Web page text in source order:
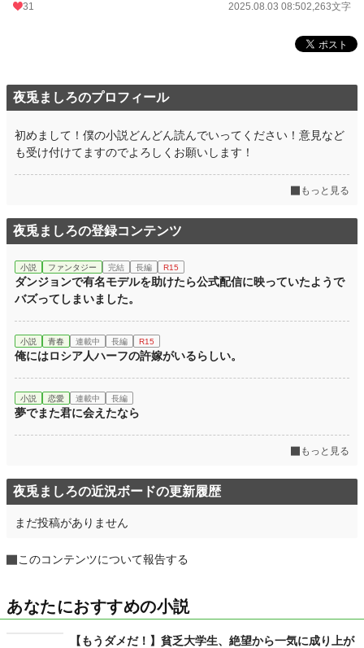
31 2025.08.03 08:502,263文字
夜兎ましろのプロフィール
初めまして！僕の小説どんどん読んでいってください！意見など
も受け付けてますのでよろしくお願いします！
もっと見る
夜兎ましろの登録コンテンツ
小説 ファンタジー 完結 長編 R15
ダンジョンで有名モデルを助けたら公式配信に映っていたようで
バズってしまいました。
小説 青春 連載中 長編 R15
俺にはロシア人ハーフの許嫁がいるらしい。
小説 恋愛 連載中 長編
夢でまた君に会えたなら
もっと見る
夜兎ましろの近況ボードの更新履歴
まだ投稿がありません
このコンテンツについて報告する
あなたにおすすめの小説
【もうダメだ！】貧乏大学生、絶望から一気に成り上が